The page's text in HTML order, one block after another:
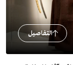
التفاصيل